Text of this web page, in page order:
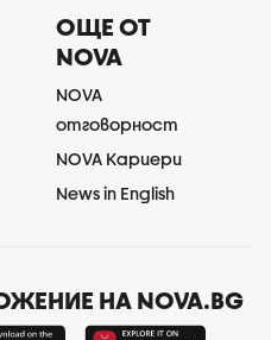
ОЩЕ ОТ
NOVA
NOVA
отговорност
NOVA Кариери
News in English
НА NOVA.BG